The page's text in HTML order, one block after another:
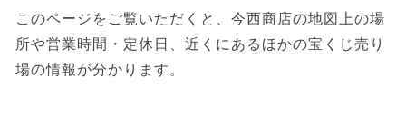
このページをご覧いただくと、今西商店の地図上の場
所や営業時間・定休日、近くにあるほかの宝くじ売り
場の情報が分かります。